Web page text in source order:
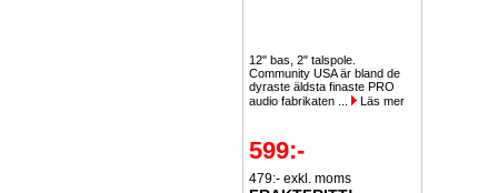
12" bas, 2" talspole.
Community USA är bland de
dyraste äldsta finaste PRO
audio fabrikaten ...
Läs mer
599:-
479:- exkl. moms